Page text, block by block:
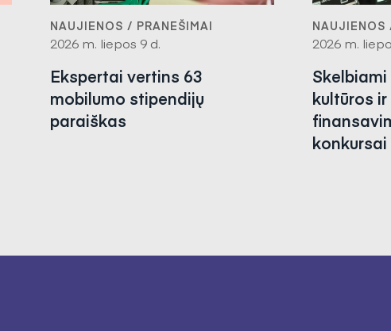
NAUJIENOS / PRANEŠIMAI
2026 m. liepos 9 d.
Ekspertai vertins 63
mobilumo stipendijų
paraiškas
NAUJIENOS
2026 m.
kultūros
konkursai